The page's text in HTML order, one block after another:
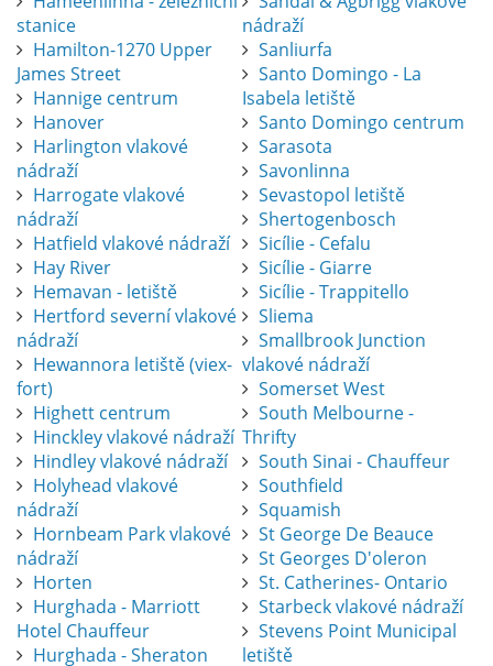
stanice
Hamilton-1270 Upper
James Street
Hannige centrum
Hanover
Harlington vlakové
nádraží
Harrogate vlakové
nádraží
Hatfield vlakové nádraží
Hay River
Hemavan - letiště
Hertford severní vlakové
nádraží
Hewannora letiště (viex-
fort)
Highett centrum
Hinckley vlakové nádraží
Hindley vlakové nádraží
Holyhead vlakové
nádraží
Hornbeam Park vlakové
nádraží
Horten
Hurghada - Marriott
Hotel Chauffeur
Hurghada - Sheraton
nádraží
Sanliurfa
Santo Domingo - La
Isabela letiště
Santo Domingo centrum
Sarasota
Savonlinna
Sevastopol letiště
Shertogenbosch
Sicílie - Cefalu
Sicílie - Giarre
Sicílie - Trappitello
Sliema
Smallbrook Junction
vlakové nádraží
Somerset West
South Melbourne -
Thrifty
South Sinai - Chauffeur
Southfield
Squamish
St George De Beauce
St Georges D'oleron
St. Catherines- Ontario
Starbeck vlakové nádraží
Stevens Point Municipal
letiště